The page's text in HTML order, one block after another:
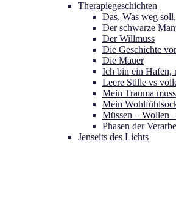
Therapiegeschichten
Das, Was weg
Der schwarze
Der Willmuss
Die Geschichte
Die Mauer
Ich bin ein Hafen,
Leere Stille vs
Mein Trauma
Mein
Müssen – Wollen
Phasen der
Jenseits des Lichts